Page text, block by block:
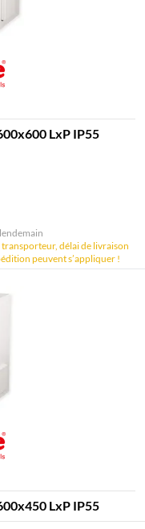
LxP IP55
délai de livraison
peuvent s’appliquer !
LxP IP55